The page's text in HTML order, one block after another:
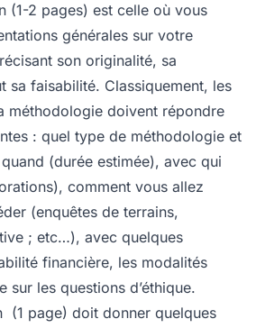
(1-2 pages) est celle où vous
générales sur votre
son originalité, sa
sa faisabilité. Classiquement, les
méthodologie doivent répondre
: quel type de méthodologie et
(durée estimée), avec qui
comment vous allez
(enquêtes de terrains,
; etc…), avec quelques
financière, les modalités
sur les questions d’éthique.
(1 page) doit donner quelques